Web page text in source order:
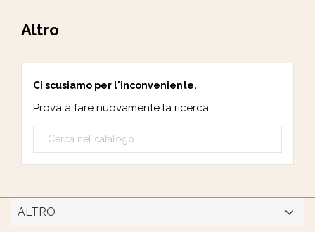
Altro
Ci scusiamo per l'inconveniente.
Prova a fare nuovamente la ricerca
ALTRO